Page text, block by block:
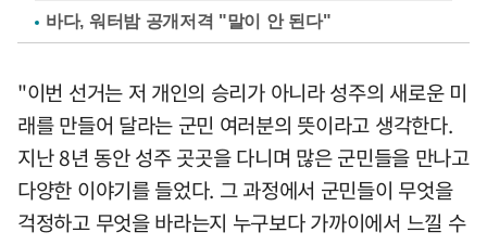
바다, 워터밤 공개저격 "말이 안 된다"
"이번 선거는 저 개인의 승리가 아니라 성주의 새로운 미
래를 만들어 달라는 군민 여러분의 뜻이라고 생각한다.
지난 8년 동안 성주 곳곳을 다니며 많은 군민들을 만나고
다양한 이야기를 들었다. 그 과정에서 군민들이 무엇을
걱정하고 무엇을 바라는지 누구보다 가까이에서 느낄 수